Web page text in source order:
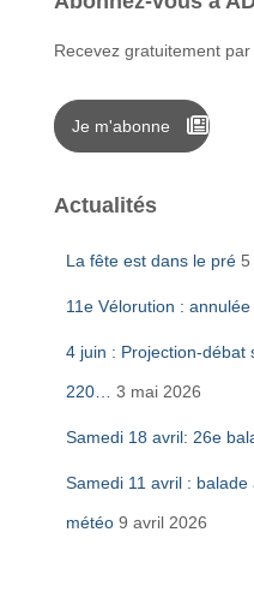
Recevez gratuitement par
Je m'abonne
Actualités
La fête est dans le pré
11e Vélorution : annulée
4 juin : Projection-débat
220… 3 mai 2026
Samedi 18 avril: 26e
Samedi 11 avril :
météo 9 avril 2026